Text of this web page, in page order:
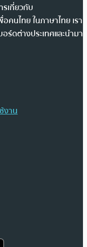
เกี่ยวกับ
คนไทย ในภาษาไทย เรา
ร์ดต่างประเทศและนำมา
งาน